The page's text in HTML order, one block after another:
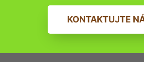
KONTAKTUJTE